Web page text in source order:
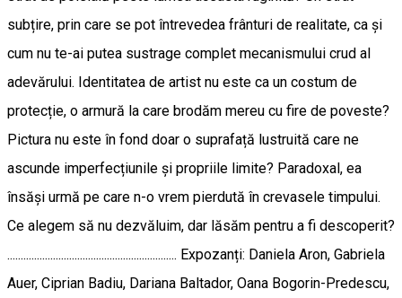
subțire, prin care se pot întrevedea frânturi de realitate, ca și
cum nu te-ai putea sustrage complet mecanismului crud al
adevărului. Identitatea de artist nu este ca un costum de
protecție, o armură la care brodăm mereu cu fire de poveste?
Pictura nu este în fond doar o suprafață lustruită care ne
ascunde imperfecțiunile și propriile limite? Paradoxal, ea
însăși urmă pe care n-o vrem pierdută în crevasele timpului.
Ce alegem să nu dezvăluim, dar lăsăm pentru a fi descoperit?
............................................................... Expozanți: Daniela Aron, Gabriela
Auer, Ciprian Badiu, Dariana Baltador, Oana Bogorin-Predescu,